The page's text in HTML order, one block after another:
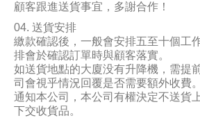
顧客跟進送貨事宜，多謝合作！
送貨安排
繳款確認後，一般會安排五至十個工
排會於確認訂單時與顧客落實。
如送貨地點的大廈没有升降機，需提
司會視乎情況回覆是否需要額外收費
通知本公司，本公司有權決定不送貨
下交收貨品。